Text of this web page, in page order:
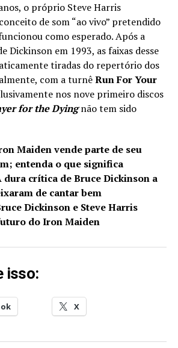
o próprio Steve Harris
de som “ao vivo” pretendido
como esperado. Após a
Dickinson em 1993, as faixas desse
tiradas do repertório dos
com a turnêRun For Your
nos nove primeiro discos
for the Dyingnão tem sido
Maiden vende parte de seu
entenda o que significa
dura crítica de Bruce Dickinson a
de cantar bem
Dickinson e Steve Harris
do Iron Maiden
isso:
X